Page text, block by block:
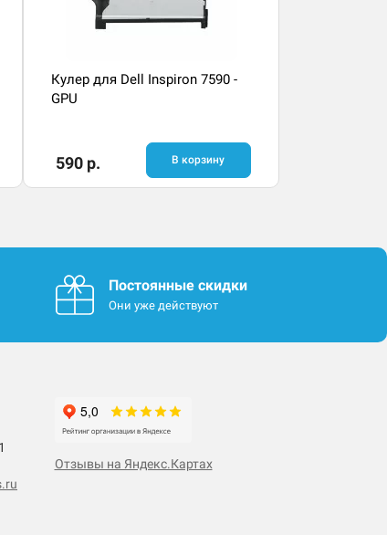
Кулер для Dell Inspiron 7590 -
GPU
590 р. В корзину
Постоянные скидки
Они уже действуют
Отзывы на Яндекс.Картах